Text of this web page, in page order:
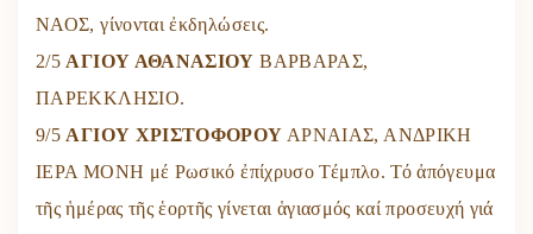
ΝΑΟΣ, γίνονται ἐκδηλώσεις.
2/5 ΑΓΙΟΥ ΑΘΑΝΑΣΙΟΥ ΒΑΡΒΑΡΑΣ,
ΠΑΡΕΚΚΛΗΣΙΟ.
9/5 ΑΓΙΟΥ ΧΡΙΣΤΟΦΟΡΟΥ ΑΡΝΑΙΑΣ, ΑΝΔΡΙΚΗ
ΙΕΡΑ ΜΟΝΗ μέ Ρωσικό ἐπίχρυσο Τέμπλο. Τό ἀπόγευμα
τῆς ἡμέρας τῆς ἑορτῆς γίνεται ἁγιασμός καί προσευχή γιά